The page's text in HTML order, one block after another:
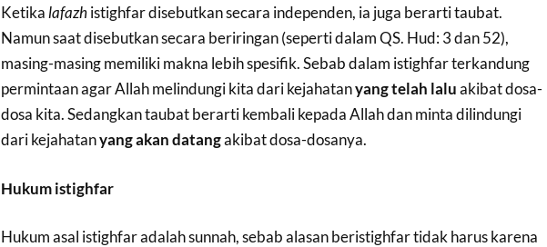
Ketika lafazhistighfar disebutkan secara independen, ia juga berarti taubat.
Namun saat disebutkan secara beriringan (seperti dalam QS. Hud: 3 dan 52),
masing-masing memiliki makna lebih spesifik. Sebab dalam istighfar terkandung
permintaan agar Allah melindungi kita dari kejahatanyang telah laluakibat dosa-
dosa kita. Sedangkan taubat berarti kembali kepada Allah dan minta dilindungi
dari kejahatanyang akan datangakibat dosa-dosanya.
Hukum istighfar
Hukum asal istighfar adalah sunnah, sebab alasan beristighfar tidak harus karena